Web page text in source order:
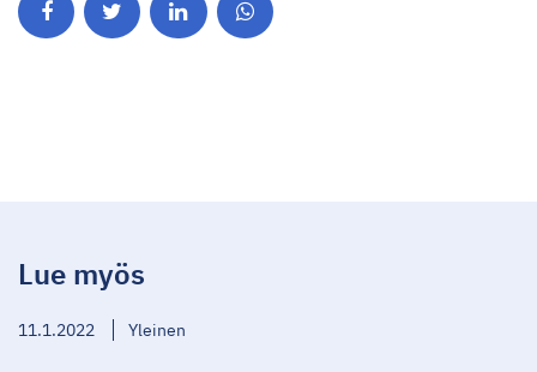
Lue myös
11.1.2022 Yleinen